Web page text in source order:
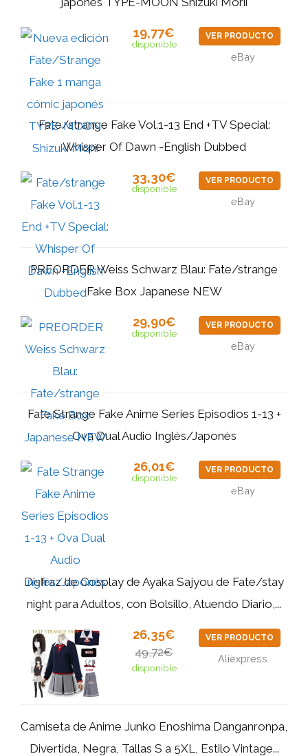
19,77€
disponible
VER PRODUCTO
eBay
Fate/strange Fake Vol.1-13 End +TV Special:
Whisper Of Dawn -English Dubbed
33,30€
disponible
VER PRODUCTO
eBay
PREORDER Weiss Schwarz Blau: Fate/strange
Fake Box Japanese NEW
29,90€
disponible
VER PRODUCTO
eBay
Fate Strange Fake Anime Series Episodios 1-13 +
Ova Dual Audio Inglés/Japonés
26,01€
disponible
VER PRODUCTO
eBay
Disfraz de Cosplay de Ayaka Sajyou de Fate/stay
night para Adultos, con Bolsillo, Atuendo Diario,...
26,35€
49,72€
disponible
VER PRODUCTO
Aliexpress
Camiseta de Anime Junko Enoshima Danganronpa,
Divertida, Negra, Tallas S a 5XL, Estilo Vintage...